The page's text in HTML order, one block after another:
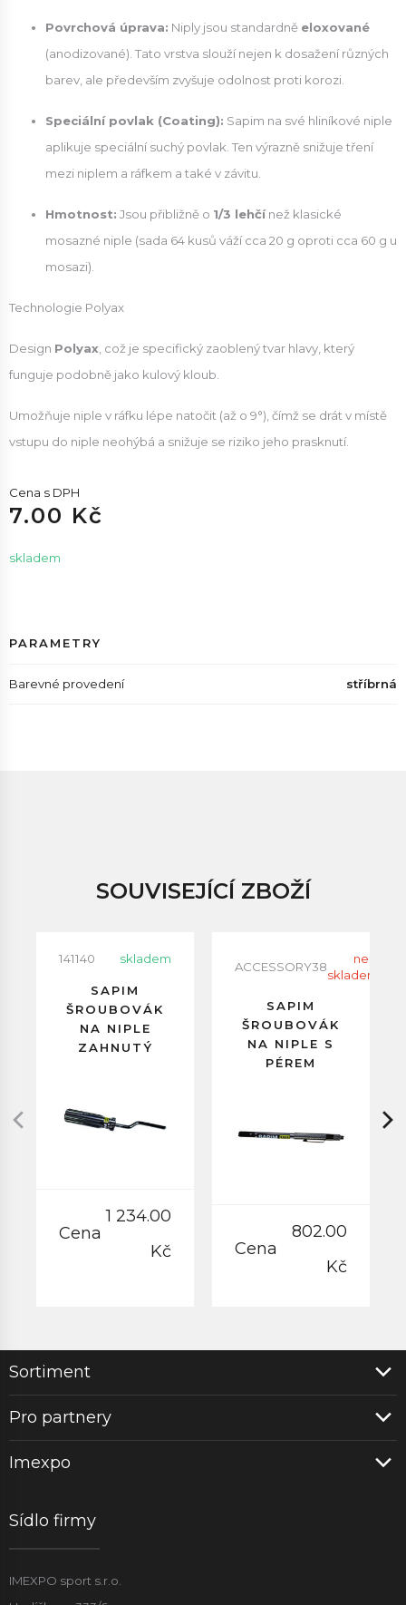
Povrchová úprava: Niply jsou standardně eloxované
(anodizované). Tato vrstva slouží nejen k dosažení různých
barev, ale především zvyšuje odolnost proti korozi.
Speciální povlak (Coating): Sapim na své hliníkové niple
aplikuje speciální suchý povlak. Ten výrazně snižuje tření
mezi niplem a ráfkem a také v závitu.
Hmotnost: Jsou přibližně o 1/3 lehčínež klasické
mosazné niple (sada 64 kusů váží cca 20 g oproti cca 60 g u
mosazi).
Technologie Polyax
Design Polyax , což je specifický zaoblený tvar hlavy, který
funguje podobně jako kulový kloub.
Umožňuje niple v ráfku lépe natočit (až o 9°), čímž se drát v místě
vstupu do niple neohýbá a snižuje se riziko jeho prasknutí.
Cena s DPH
7.00 Kč
skladem
PARAMETRY
Barevné provedení stříbrná
SOUVISEJÍCÍ ZBOŽÍ
141140 skladem
SAPIM
ŠROUBOVÁK
NA NIPLE
ZAHNUTÝ
Cena
1 234.00
Kč
ACCESSORY38
neni
skladem
SAPIM
ŠROUBOVÁK
NA NIPLE S
PÉREM
Cena
802.00
Kč
Sortiment
Pro partnery
Imexpo
Sídlo firmy
IMEXPO sport s.r.o.